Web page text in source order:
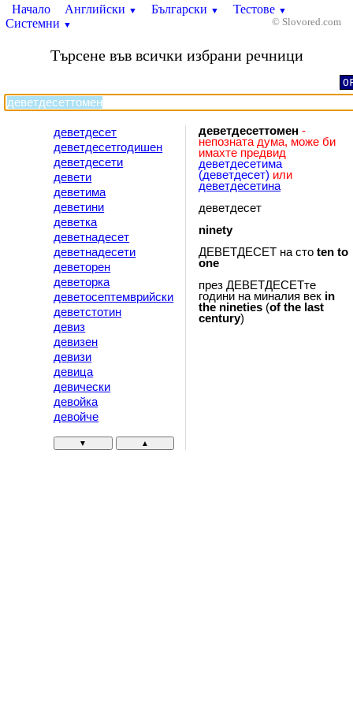
Начало Английски ▼ Български ▼ Тестове ▼
Системни ▼ © Slovored.com
Търсене във всички избрани речници
деветдесет
деветдесетгодишен
деветдесети
девети
деветима
деветини
деветка
деветнадесет
деветнадесети
деветорен
деветорка
деветосептемврийски
деветстотин
девиз
девизен
девизи
девица
девически
девойка
девойче
▼ ▲
деветдесеттомен -
непозната дума, може би
имахте предвид
деветдесетима
(деветдесет) или
деветдесетина
деветдесет
ninety
ДЕВЕТДЕСЕТ на стоten to
one
през ДЕВЕТДЕСЕТте
години на миналия век in
the nineties (of the last
century)